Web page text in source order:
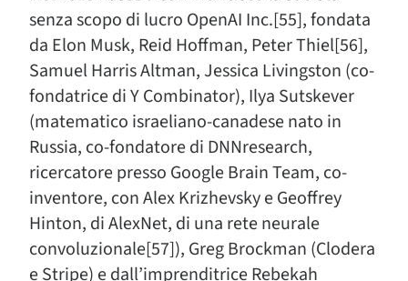
senza scopo di lucro OpenAI Inc.[55], fondata
da Elon Musk, Reid Hoffman, Peter Thiel[56],
Samuel Harris Altman, Jessica Livingston (co-
fondatrice di Y Combinator), Ilya Sutskever
(matematico israeliano-canadese nato in
Russia, co-fondatore di DNNresearch,
ricercatore presso Google Brain Team, co-
inventore, con Alex Krizhevsky e Geoffrey
Hinton, di AlexNet, di una rete neurale
convoluzionale[57]), Greg Brockman (Clodera
e Stripe) e dall’imprenditrice Rebekah